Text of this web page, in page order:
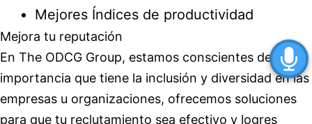
Mejores Índices de productividad
Mejora tu reputación
En The ODCG Group, estamos conscientes de la
importancia que tiene la inclusión y diversidad en las
empresas u organizaciones, ofrecemos soluciones
para que tu reclutamiento sea efectivo y logres